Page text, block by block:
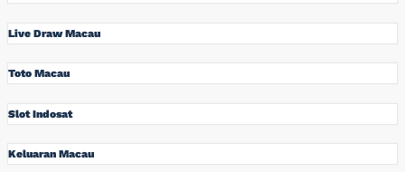
Live Draw Macau
Toto Macau
Slot Indosat
Keluaran Macau